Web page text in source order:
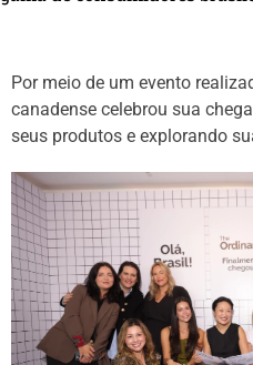
Por meio de um evento
canadense celebrou sua
seus produtos e explorando